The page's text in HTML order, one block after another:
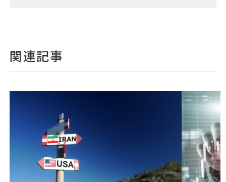
関連記事